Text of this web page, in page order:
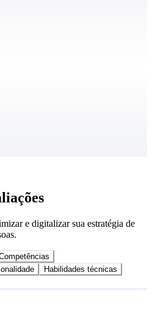
e digitalizar sua estratégia de
Habilidades técnicas